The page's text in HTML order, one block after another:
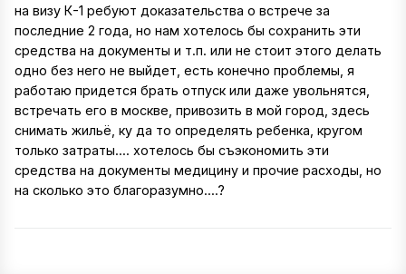
на визу К-1 ребуют доказательства о встрече за
последние 2 года, но нам хотелось бы сохранить эти
средства на документы и т.п. или не стоит этого делать
одно без него не выйдет, есть конечно проблемы, я
работаю придется брать отпуск или даже увольнятся,
встречать его в москве, привозить в мой город, здесь
снимать жильё, ку да то определять ребенка, кругом
только затраты.... хотелось бы съэкономить эти
средства на документы медицину и прочие расходы, но
на сколько это благоразумно....?